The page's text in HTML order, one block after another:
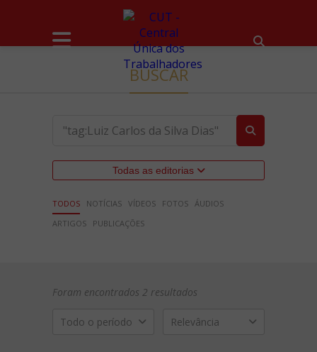
BUSCAR
Todas as editorias
TODOS NOTÍCIAS VÍDEOS FOTOS ÁUDIOS
ARTIGOS
PUBLICAÇÕES
Foram encontrados 2 resultados
Todo o período Relevância